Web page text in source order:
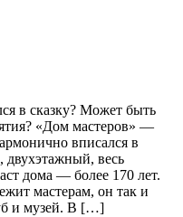
в сказку? Может быть
«Дом мастеров» —
вписался в
весь
дома — более 170 лет.
мастерам, он так и
и музей. В […]